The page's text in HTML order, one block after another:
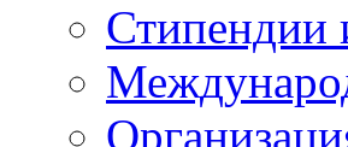
Стипендии